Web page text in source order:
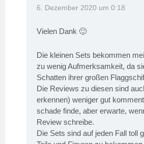
6. Dezember 2020 um 0:18
Vielen Dank 🙂
Die kleinen Sets bekommen
zu wenig Aufmerksamkeit, da
Schatten ihrer großen
Die Reviews zu diesen sind
erkennen) weniger gut
schade finde, aber erwarte,
Review schreibe.
Die Sets sind auf jeden Fall toll